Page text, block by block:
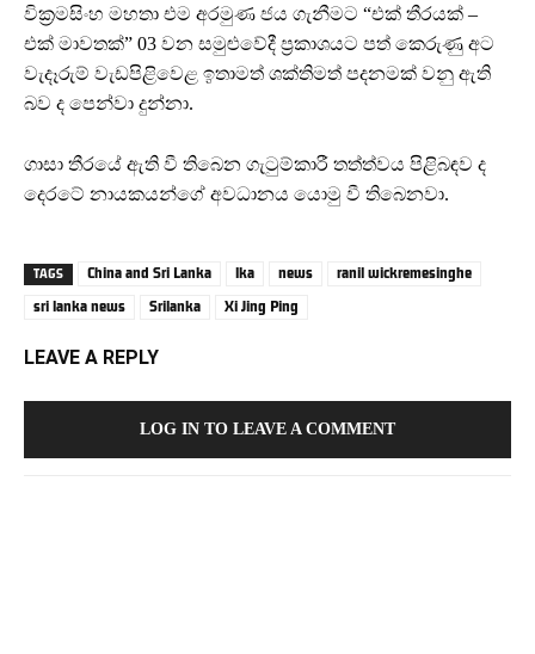
වික්‍රමසිංහ මහතා එම අරමුණ ජය ගැනීමට “එක් තීරයක් –
එක් මාවතක්” 03 වන සමුළුවේදී ප්‍රකාශයට පත් කෙරුණු අට
වැදෑරුම් වැඩපිළිවෙළ ඉතාමත් ශක්තිමත් පදනමක් වනු ඇති
බව ද පෙන්වා දුන්නා.
ගාසා තීරයේ ඇති වී තිබෙන ගැටුම්කාරී තත්ත්වය පිළිබඳව ද
දෙරටේ නායකයන්ගේ අවධානය යොමු වී තිබෙනවා.
TAGS China and Sri Lanka lka news
ranil wickremesinghe
sri lanka news
Srilanka Xi Jing Ping
LEAVE A REPLY
LOG IN TO LEAVE A COMMENT